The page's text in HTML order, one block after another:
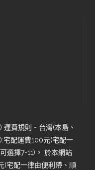
費規則 - 台灣(本島、
宅配運費100元(宅配一
選擇7-11)。 於本網站
(宅配一律由便利帶、順